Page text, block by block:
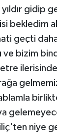
yıldır gidip
bekledim
geçti
ve bizim
niye